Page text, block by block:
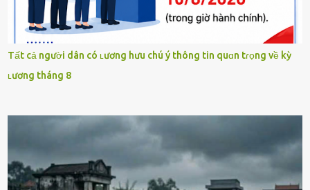
Tất cả người dân có ʟương hưu chú ý thông tin quɑn tɾọng về kỳ
ʟương tháng 8